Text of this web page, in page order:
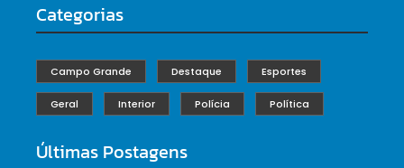
Categorias
Campo Grande Destaque Esportes
Geral Interior Polícia Política
Últimas Postagens